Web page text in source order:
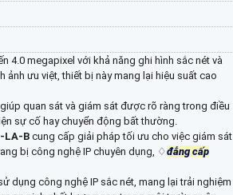
4.0 megapixel với khả năng ghi hình sắc nét và
ảnh ưu việt, thiết bị này mang lại hiệu suất cao
quan sát và giám sát được rõ ràng trong điều
sự cố hay chuyển động bất thường.
LA-B cung cấp giải pháp tối ưu cho việc giám sát
bị công nghệ IP chuyên dụng, ♢đẳng cấp
dụng công nghệ IP sắc nét, mang lại trải nghiệm